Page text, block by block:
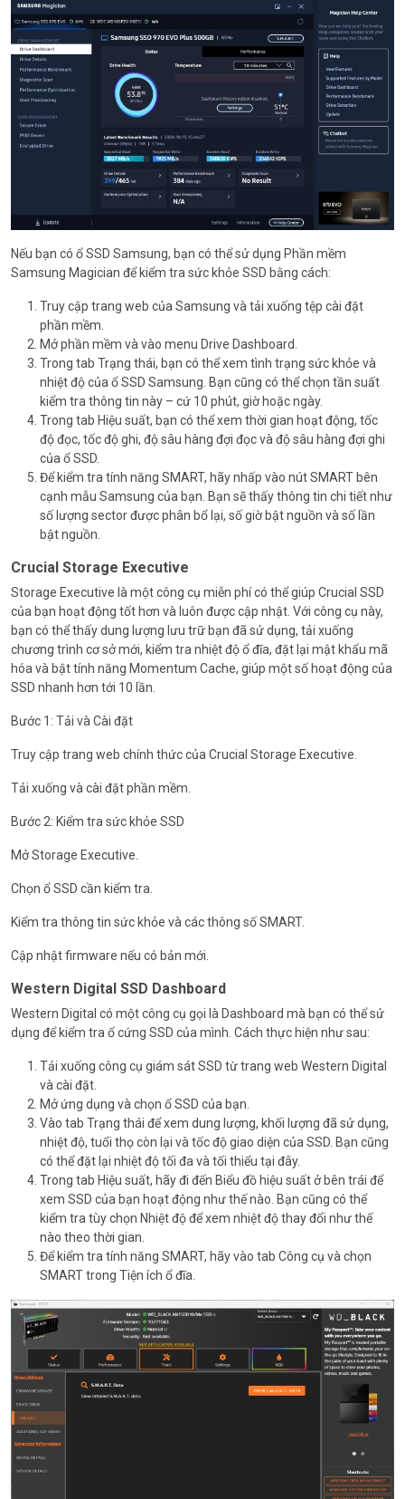
Nếu bạn có ổ SSD Samsung, bạn có thể sử dụng Phần mềm
Samsung Magician để kiểm tra sức khỏe SSD bằng cách:
Truy cập trang web của Samsung và tải xuống tệp cài đặt
phần mềm.
Mở phần mềm và vào menu Drive Dashboard.
Trong tab Trạng thái, bạn có thể xem tình trạng sức khỏe và
nhiệt độ của ổ SSD Samsung. Bạn cũng có thể chọn tần suất
kiểm tra thông tin này – cứ 10 phút, giờ hoặc ngày.
Trong tab Hiệu suất, bạn có thể xem thời gian hoạt động, tốc
độ đọc, tốc độ ghi, độ sâu hàng đợi đọc và độ sâu hàng đợi ghi
của ổ SSD.
Để kiểm tra tính năng SMART, hãy nhấp vào nút SMART bên
cạnh mẫu Samsung của bạn. Bạn sẽ thấy thông tin chi tiết như
số lượng sector được phân bổ lại, số giờ bật nguồn và số lần
bật nguồn.
Crucial Storage Executive
Storage Executive là một công cụ miễn phí có thể giúp Crucial SSD
của bạn hoạt động tốt hơn và luôn được cập nhật. Với công cụ này,
bạn có thể thấy dung lượng lưu trữ bạn đã sử dụng, tải xuống
chương trình cơ sở mới, kiểm tra nhiệt độ ổ đĩa, đặt lại mật khẩu mã
hóa và bật tính năng Momentum Cache, giúp một số hoạt động của
SSD nhanh hơn tới 10 lần.
Bước 1: Tải và Cài đặt
Truy cập trang web chính thức của Crucial Storage Executive.
Tải xuống và cài đặt phần mềm.
Bước 2: Kiểm tra sức khỏe SSD
Mở Storage Executive.
Chọn ổ SSD cần kiểm tra.
Kiểm tra thông tin sức khỏe và các thông số SMART.
Cập nhật firmware nếu có bản mới.
Western Digital SSD Dashboard
Western Digital có một công cụ gọi là Dashboard mà bạn có thể sử
dụng để kiểm tra ổ cứng SSD của mình. Cách thực hiện như sau:
Tải xuống công cụ giám sát SSD từ trang web Western Digital
và cài đặt.
Mở ứng dụng và chọn ổ SSD của bạn.
Vào tab Trạng thái để xem dung lượng, khối lượng đã sử dụng,
nhiệt độ, tuổi thọ còn lại và tốc độ giao diện của SSD. Bạn cũng
có thể đặt lại nhiệt độ tối đa và tối thiểu tại đây.
Trong tab Hiệu suất, hãy đi đến Biểu đồ hiệu suất ở bên trái để
xem SSD của bạn hoạt động như thế nào. Bạn cũng có thể
kiểm tra tùy chọn Nhiệt độ để xem nhiệt độ thay đổi như thế
nào theo thời gian.
Để kiểm tra tính năng SMART, hãy vào tab Công cụ và chọn
SMART trong Tiện ích ổ đĩa.